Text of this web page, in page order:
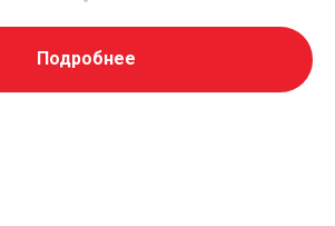
Подробнее